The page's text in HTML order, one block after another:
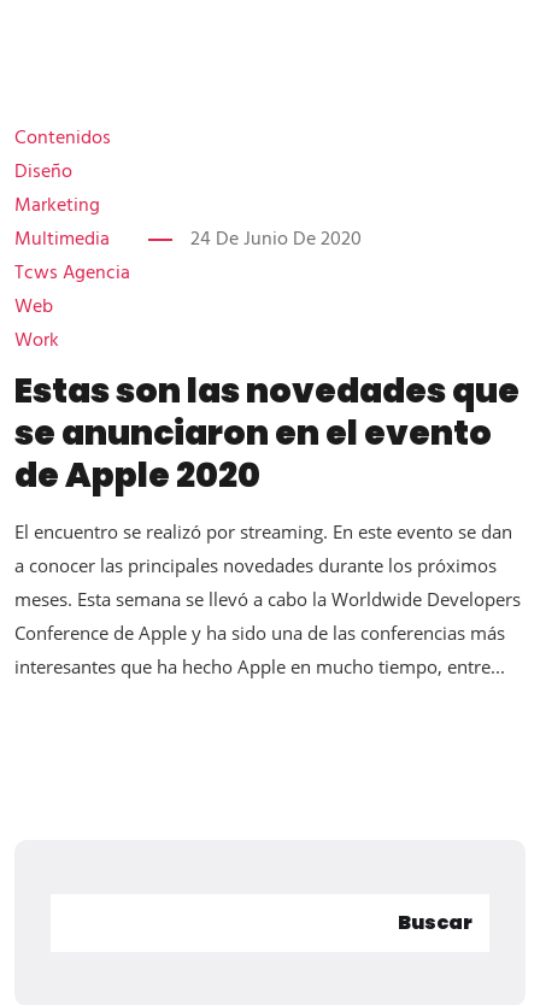
Contenidos
Diseño
Marketing
Multimedia
Tcws Agencia
Web
Work
24 De Junio De 2020
Estas son las novedades que
se anunciaron en el evento
de Apple 2020
El encuentro se realizó por streaming. En este evento se dan
a conocer las principales novedades durante los próximos
meses. Esta semana se llevó a cabo la Worldwide Developers
Conference de Apple y ha sido una de las conferencias más
interesantes que ha hecho Apple en mucho tiempo, entre...
Buscar